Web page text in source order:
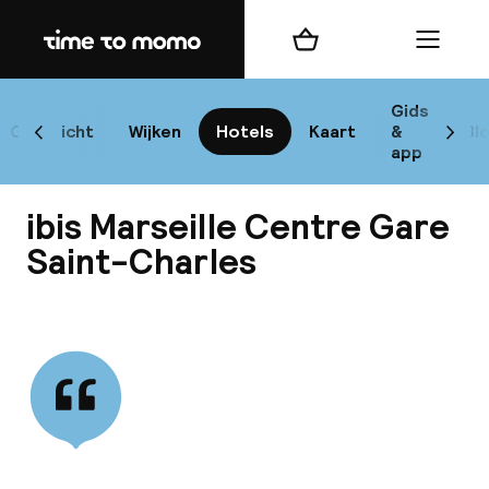
Home
Overzicht Wijken Hotels Kaart
Gids
&
app
Scroll naar links
Winkelmand Menu
ibis Marseille Centre Gare
Saint-Charles